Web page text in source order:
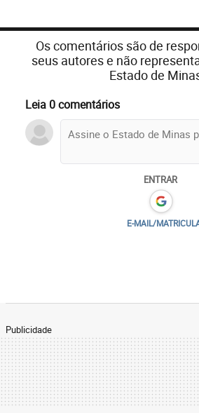
Os comentários são de
seus autores e não
Estado de
Leia 0 comentários
ENTRAR
E-MAIL/
Publicidade